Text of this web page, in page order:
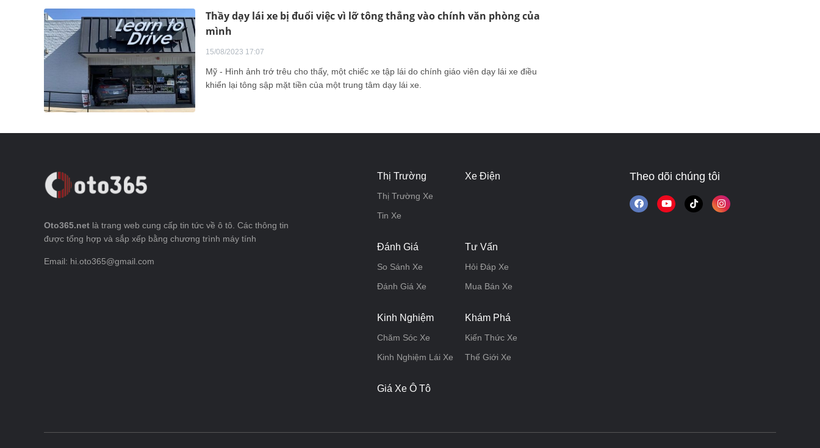
Thầy dạy lái xe bị đuổi việc vì lỡ tông thẳng vào chính văn phòng của
mình
15/08/2023 17:07
Mỹ - Hình ảnh trớ trêu cho thấy, một chiếc xe tập lái do chính giáo viên dạy lái xe điều
khiển lại tông sập mặt tiền của một trung tâm dạy lái xe.
Oto365.net là trang web cung cấp tin tức về ô tô. Các thông tin
được tổng hợp và sắp xếp bằng chương trình máy tính
Email: hi.oto365@gmail.com
Thị Trường
Thị Trường Xe
Tin Xe
Xe Điện
Đánh Giá
So Sánh Xe
Đánh Giá Xe
Tư Vấn
Hỏi Đáp Xe
Mua Bán Xe
Kinh Nghiệm
Chăm Sóc Xe
Kinh Nghiệm Lái Xe
Khám Phá
Kiến Thức Xe
Thế Giới Xe
Giá Xe Ô Tô
Theo dõi chúng tôi